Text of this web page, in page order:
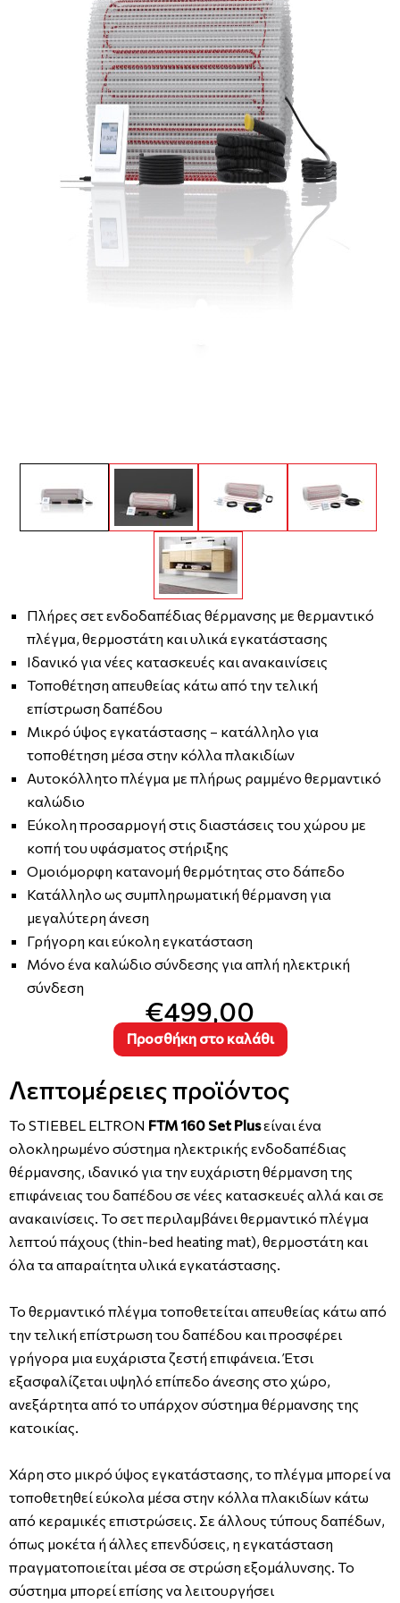
Πλήρες σετ ενδοδαπέδιας θέρμανσης με θερμαντικό
πλέγμα, θερμοστάτη και υλικά εγκατάστασης
Ιδανικό για νέες κατασκευές και ανακαινίσεις
Τοποθέτηση απευθείας κάτω από την τελική
επίστρωση δαπέδου
Μικρό ύψος εγκατάστασης – κατάλληλο για
τοποθέτηση μέσα στην κόλλα πλακιδίων
Αυτοκόλλητο πλέγμα με πλήρως ραμμένο θερμαντικό
καλώδιο
Εύκολη προσαρμογή στις διαστάσεις του χώρου με
κοπή του υφάσματος στήριξης
Ομοιόμορφη κατανομή θερμότητας στο δάπεδο
Κατάλληλο ως συμπληρωματική θέρμανση για
μεγαλύτερη άνεση
Γρήγορη και εύκολη εγκατάσταση
Μόνο ένα καλώδιο σύνδεσης για απλή ηλεκτρική
σύνδεση
€499,00
Προσθήκη στο καλάθι
Λεπτομέρειες προϊόντος
Το STIEBEL ELTRON FTM 160 Set Plusείναι ένα
ολοκληρωμένο σύστημα ηλεκτρικής ενδοδαπέδιας
θέρμανσης, ιδανικό για την ευχάριστη θέρμανση της
επιφάνειας του δαπέδου σε νέες κατασκευές αλλά και σε
ανακαινίσεις. Το σετ περιλαμβάνει θερμαντικό πλέγμα
λεπτού πάχους (thin-bed heating mat), θερμοστάτη και
όλα τα απαραίτητα υλικά εγκατάστασης.
Το θερμαντικό πλέγμα τοποθετείται απευθείας κάτω από
την τελική επίστρωση του δαπέδου και προσφέρει
γρήγορα μια ευχάριστα ζεστή επιφάνεια. Έτσι
εξασφαλίζεται υψηλό επίπεδο άνεσης στο χώρο,
ανεξάρτητα από το υπάρχον σύστημα θέρμανσης της
κατοικίας.
Χάρη στο μικρό ύψος εγκατάστασης, το πλέγμα μπορεί να
τοποθετηθεί εύκολα μέσα στην κόλλα πλακιδίων κάτω
από κεραμικές επιστρώσεις. Σε άλλους τύπους δαπέδων,
όπως μοκέτα ή άλλες επενδύσεις, η εγκατάσταση
πραγματοποιείται μέσα σε στρώση εξομάλυνσης. Το
σύστημα μπορεί επίσης να λειτουργήσει